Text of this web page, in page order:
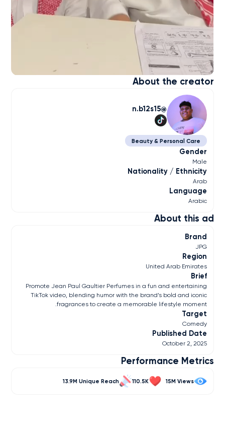
About this ad
Brand
JPG
Region
United Arab Emirates
Brief
Promote Jean Paul Gaultier Perfumes in a fun and entertaining
TikTok video, blending humor with the brand’s bold and iconic
fragrances to create a memorable lifestyle moment.
Target
Comedy
Published Date
October 2, 2025
About the creator
n.b12s15
Beauty & Personal Care
Gender
Male
Nationality / Ethnicity
Arab
Language
Arabic
Performance Metrics
15M
110.5K
13.9M